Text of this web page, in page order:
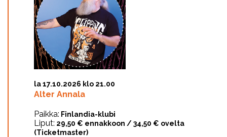
la 17.10.2026 klo 21.00
Alter Annala
Paikka: Finlandia-klubi
Liput: 29,50 € ennakkoon / 34,50 € ovelta
(Ticketmaster)